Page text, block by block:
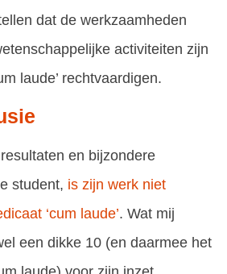
dat de werkzaamheden
activiteiten zijn
laude’ rechtvaardigen.
en bijzondere
student, is zijn werk niet
‘cum laude’. Wat mij
een dikke 10 (en daarmee het